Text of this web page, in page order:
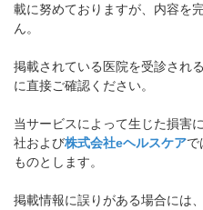
載に努めておりますが、内容を
ん。
掲載されている医院を受診され
に直接ご確認ください。
当サービスによって生じた損害
社および株式会社eヘルスケアで
ものとします。
掲載情報に誤りがある場合には